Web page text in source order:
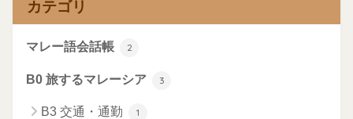
カテゴリ
マレー語会話帳 2
B0 旅するマレーシア 3
B3 交通・通勤 1